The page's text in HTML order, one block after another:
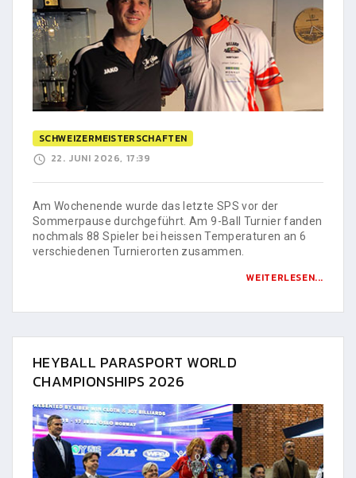
SCHWEIZERMEISTERSCHAFTEN
22. JUNI 2026, 17:39
Am Wochenende wurde das letzte SPS vor der
Sommerpause durchgeführt. Am 9-Ball Turnier fanden
nochmals 88 Spieler bei heissen Temperaturen an 6
verschiedenen Turnierorten zusammen.
WEITERLESEN...
HEYBALL PARASPORT WORLD
CHAMPIONSHIPS 2026